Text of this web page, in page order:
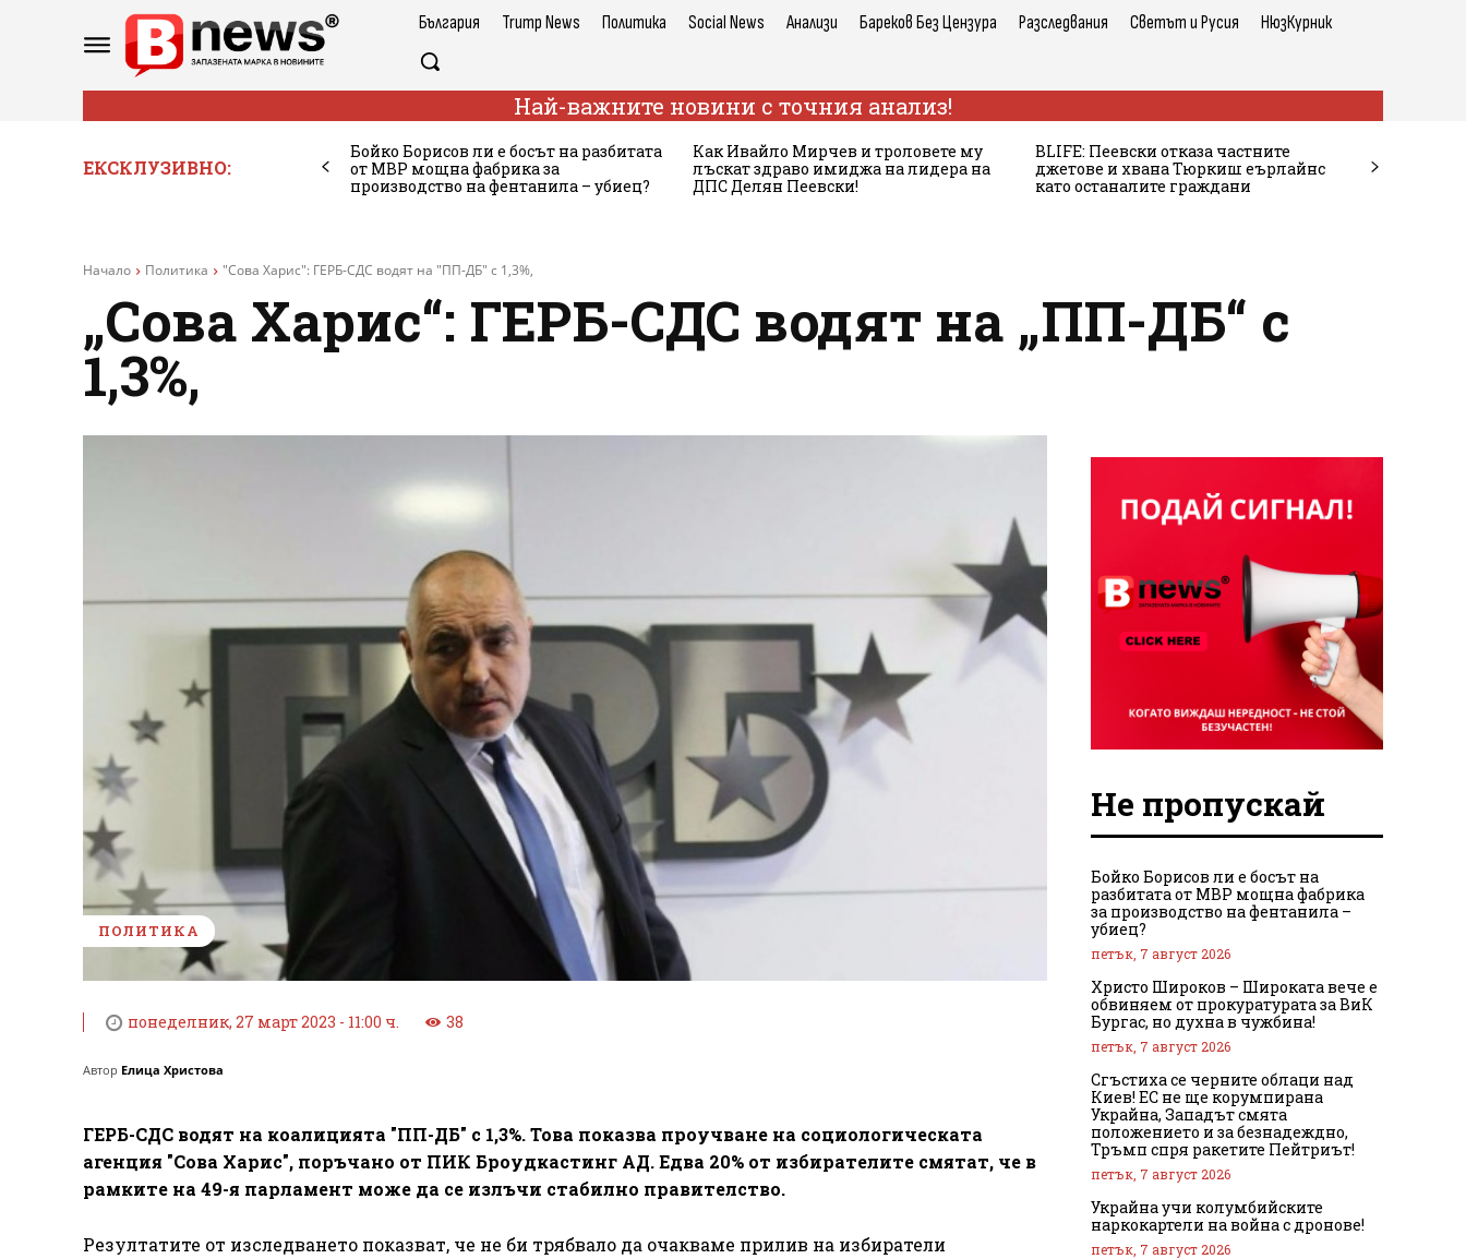
България Trump News Политика Social News Анализи Бареков Без Цензура Разследвания Светът и Русия НюзКурник
Най-важните новини с точния анализ!
ЕКСКЛУЗИВНО:
Бойко Борисов ли е босът на разбитата
от МВР мощна фабрика за
производство на фентанила – убиец?
Как Ивайло Мирчев и троловете му
лъскат здраво имиджа на лидера на
ДПС Делян Пеевски!
BLIFE: Пеевски отказа частните
джетове и хвана Тюркиш еърлайнс
като останалите граждани
Начало Политика "Сова Харис": ГЕРБ-СДС водят на "ПП-ДБ" с 1,3%,
„Сова Харис“: ГЕРБ-СДС водят на „ПП-ДБ“ с
1,3%,
ПОЛИТИКА
понеделник, 27 март 2023 - 11:00 ч. 38
Автор Елица Христова
ГЕРБ-СДС водят на коалицията "ПП-ДБ" с 1,3%. Това показва проучване на социологическата
агенция "Сова Харис", поръчано от ПИК Броудкастинг АД. Едва 20% от избирателите смятат, че в
рамките на 49-я парламент може да се излъчи стабилно правителство.
Резултатите от изследването показват, че не би трябвало да очакваме прилив на избиратели
Не пропускай
Бойко Борисов ли е босът на
разбитата от МВР мощна фабрика
за производство на фентанила –
убиец?
петък, 7 август 2026
Христо Широков – Широката вече е
обвиняем от прокуратурата за ВиК
Бургас, но духна в чужбина!
петък, 7 август 2026
Сгъстиха се черните облаци над
Киев! ЕС не ще корумпирана
Украйна, Западът смята
положението и за безнадеждно,
Тръмп спря ракетите Пейтриът!
петък, 7 август 2026
Украйна учи колумбийските
наркокартели на война с дронове!
петък, 7 август 2026